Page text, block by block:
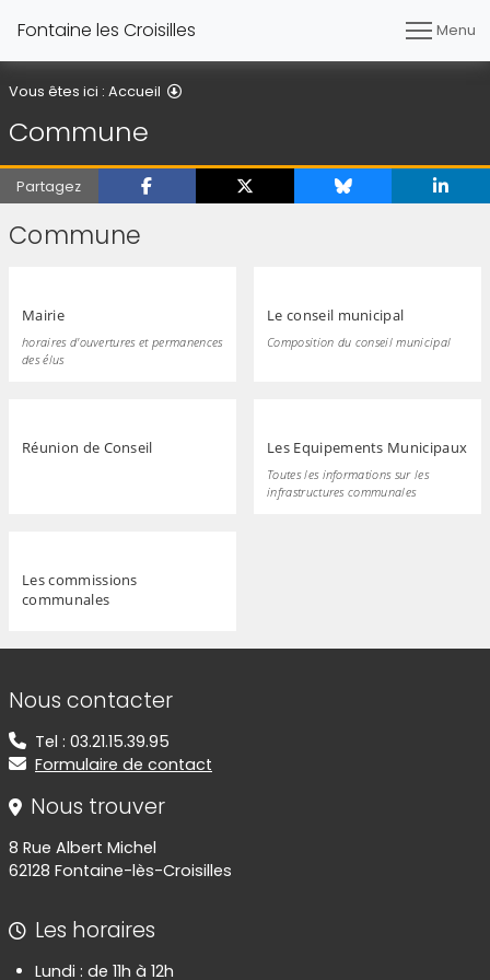
Fontaine les Croisilles Menu
Vous êtes ici : Accueil
Commune
Partagez
Commune
Mairie
horaires d'ouvertures et permanences
des élus
Le conseil municipal
Composition du conseil municipal
Réunion de Conseil Les Equipements Municipaux
Toutes les informations sur les
infrastructures communales
Les commissions
communales
Informations de contact
Nous contacter
Tel : 03.21.15.39.95
Formulaire de contact
Nous trouver
8 Rue Albert Michel
62128 Fontaine-lès-Croisilles
Les horaires
Lundi : de 11h à 12h